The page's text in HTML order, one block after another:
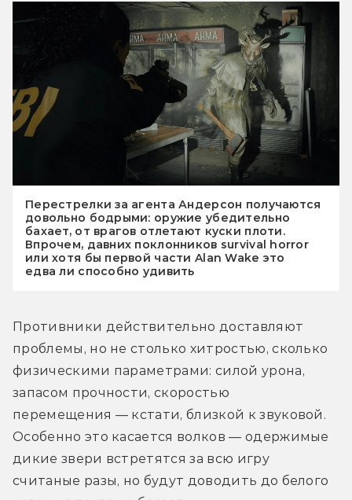
Перестрелки за агента Андерсон получаются
довольно бодрыми: оружие убедительно
бахает, от врагов отлетают куски плоти.
Впрочем, давних поклонников survival horror
или хотя бы первой части Alan Wake это
едва ли способно удивить
Противники действительно доставляют
проблемы, но не столько хитростью, сколько
физическими параметрами: силой урона,
запасом прочности, скоростью
перемещения — кстати, близкой к звуковой.
Особенно это касается волков — одержимые
дикие звери встретятся за всю игру
считаные разы, но будут доводить до белого